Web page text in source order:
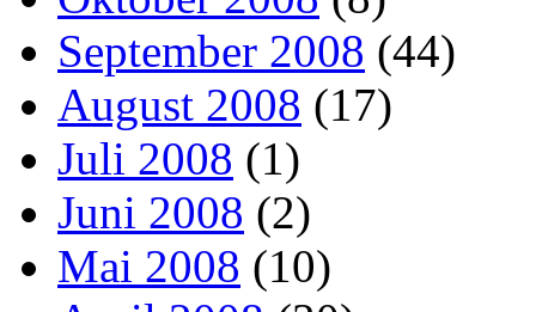
September 2008 (44)
August 2008 (17)
Juli 2008 (1)
Juni 2008 (2)
Mai 2008 (10)